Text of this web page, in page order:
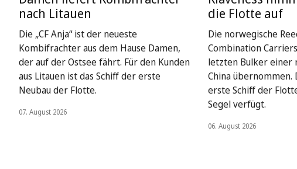
nach Litauen
Die „CF Anja“ ist der neueste
Kombifrachter aus dem Hause Damen,
der auf der Ostsee fährt. Für den Kunden
aus Litauen ist das Schiff der erste
Neubau der Flotte.
07. August 2026
die Flotte auf
Die norwegische
Combination
letzten Bulker einer
China übernommen.
erste Schiff der
Segel verfügt.
06. August 2026